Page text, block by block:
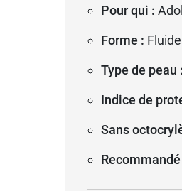
Pour qui :
Forme : Fluide
Type de peau :
Indice de
Sans